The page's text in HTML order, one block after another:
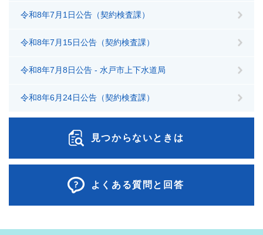
令和8年7月1日公告（契約検査課）
令和8年7月15日公告（契約検査課）
令和8年7月8日公告 - 水戸市上下水道局
令和8年6月24日公告（契約検査課）
見つからないときは
よくある質問と回答